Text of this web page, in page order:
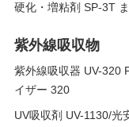
硬化・増粘剤 SP-3T
紫外線吸収物
紫外線吸収器 UV-320
イザー 320
UV吸収剤 UV-1130/